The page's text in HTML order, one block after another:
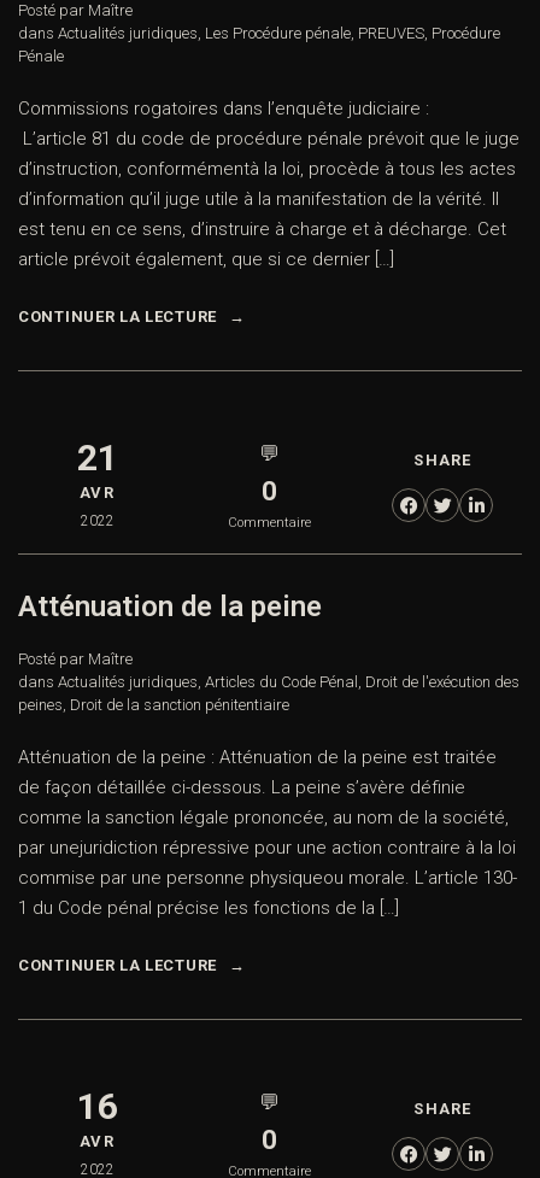
Posté par Maître
dans Actualités juridiques, Les Procédure pénale, PREUVES, Procédure
Pénale
Commissions rogatoires dans l’enquête judiciaire :
L’article 81 du code de procédure pénale prévoit que le juge
d’instruction, conformémentà la loi, procède à tous les actes
d’information qu’il juge utile à la manifestation de la vérité. Il
est tenu en ce sens, d’instruire à charge et à décharge. Cet
article prévoit également, que si ce dernier […]
CONTINUER LA LECTURE
21
AVR
2022
💬
0
Commentaire
SHARE
Atténuation de la peine
Posté par Maître
dans Actualités juridiques, Articles du Code Pénal , Droit de l'exécution des
peines, Droit de la sanction pénitentiaire
Atténuation de la peine : Atténuation de la peine est traitée
de façon détaillée ci-dessous. La peine s’avère définie
comme la sanction légale prononcée, au nom de la société,
par unejuridiction répressive pour une action contraire à la loi
commise par une personne physiqueou morale. L’article 130-
1 du Code pénal précise les fonctions de la […]
CONTINUER LA LECTURE
16
AVR
2022
💬
0
Commentaire
SHARE